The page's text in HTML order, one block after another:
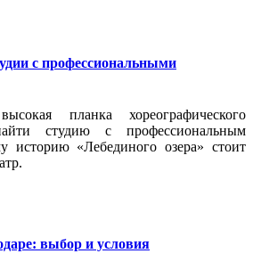
с профессиональными
планка хореографического
студию с профессиональным
историю «Лебединого озера» стоит
выбор и условия